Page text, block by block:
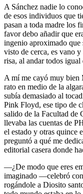
A Sánchez nadie lo
de esos individuos que
pasan a toda madre los
favor debo añadir que
ingenio aproximado
visto de cerca, es vano
risa, al andar todos igual
A mí me cayó muy bien
rato en medio de la
subía demasiado al
Pink Floyd, ese tipo de
salido de la Facultad de
llevaba las cuentas de
el estado y otras quince
preguntó a qué me
editorial casera donde
―¿De modo que eres
imaginado ―celebró
rogándole a Diosito